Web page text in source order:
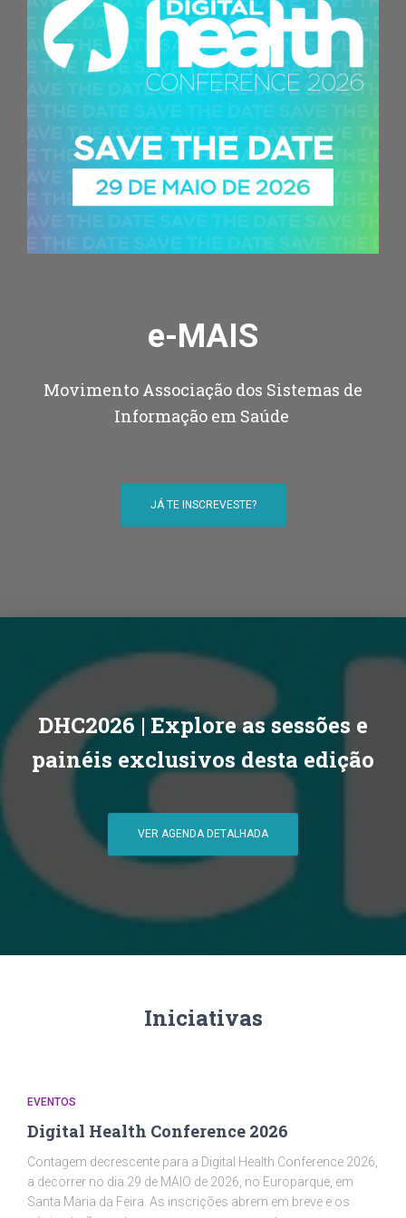
e-MAIS
Movimento Associação dos Sistemas de
Informação em Saúde
JÁ TE INSCREVESTE?
DHC2026 | Explore as sessões e
painéis exclusivos desta edição
VER AGENDA DETALHADA
Iniciativas
EVENTOS
Digital Health Conference 2026
Contagem decrescente para a Digital Health Conference 2026,
a decorrer no dia 29 de MAIO de 2026, no Europarque, em
Santa Maria da Feira. As inscrições abrem em breve e os